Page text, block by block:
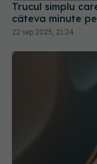
Trucul simplu
câteva minute
22 sep 2025, 21:24